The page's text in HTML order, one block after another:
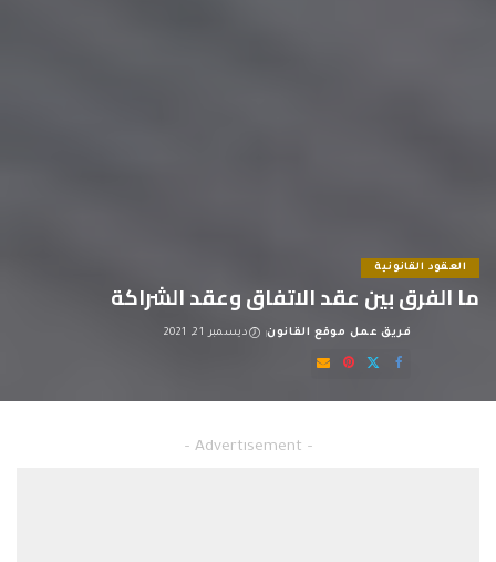
العقود القانونية
ما الفرق بين عقد الاتفاق وعقد الشراكة
Posted
by
فريق عمل موقع القانون ديسمبر 21, 2021
– Advertisement –